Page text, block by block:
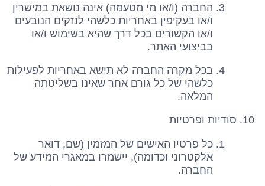
החברה (ו/או מי מטעמה) אינה נושאת במישרין
ו/או בעקיפין באחריות כלשהי לנזקים הנובעים
ו/או הקשורים בכל דרך שהיא בשימוש ו/או
בביצועי האתר.
בכל מקרה החברה לא תישא באחריות לפעילות
כלשהי של כל גורם אחר שאינו בשליטתה
המלאה.
סודיות ופרטיות
כל פרטיו האישים של המזמין (שם, דואר
אלקטרוני וכדומה), יישמרו במאגרי המידע של
החברה.